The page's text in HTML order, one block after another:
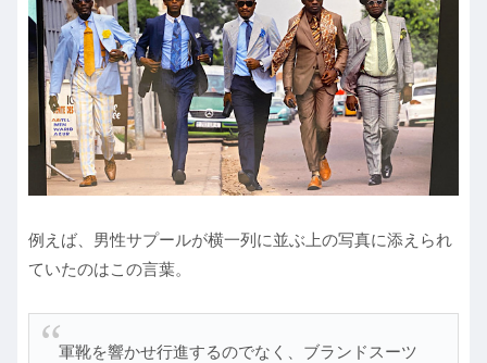
例えば、男性サプールが横一列に並ぶ上の写真に添えられ
ていたのはこの言葉。
軍靴を響かせ行進するのでなく、ブランドスーツ